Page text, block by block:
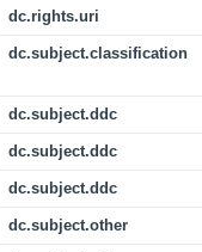
dc.rights.uri
dc.subject.classification
dc.subject.ddc
dc.subject.ddc
dc.subject.ddc
dc.subject.other